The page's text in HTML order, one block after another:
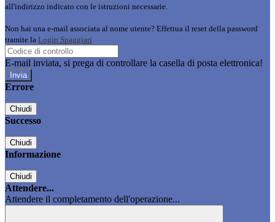
all'indirizzo indicato con le istruzioni necessarie.
Non hai una e-mail associata al nome utente? Effettua il reset della password
tramite la Login Spaggiari
E-mail inviata, si prega di controllare la casella di posta elettronica!
Errore
Chiudi
Successo
Chiudi
Informazione
Chiudi
Attendere...
Attendere il completamento dell'operazione...